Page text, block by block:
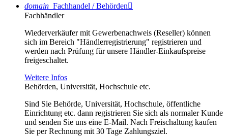
domain Fachhandel / Behörden
Fachhändler
Wiederverkäufer mit Gewerbenachweis (Reseller) können
sich im Bereich "Händlerregistrierung" registrieren und
werden nach Prüfung für unsere Händler-Einkaufspreise
freigeschaltet.
Weitere Infos
Behörden, Universität, Hochschule etc.
Sind Sie Behörde, Universität, Hochschule, öffentliche
Einrichtung etc. dann registrieren Sie sich als normaler Kunde
und senden Sie uns eine E-Mail. Nach Freischaltung kaufen
Sie per Rechnung mit 30 Tage Zahlungsziel.